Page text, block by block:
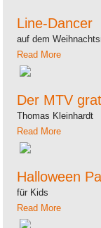
Line-Dancer
auf dem
Read More
Der MTV
Thomas Kleinhardt
Read More
Halloween
für Kids
Read More